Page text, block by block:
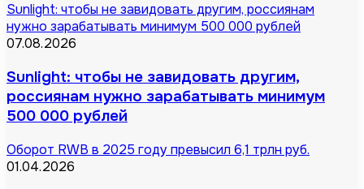
Sunlight: чтобы не завидовать другим, россиянам
нужно зарабатывать минимум 500 000 рублей
07.08.2026
Sunlight: чтобы не завидовать другим,
россиянам нужно зарабатывать минимум
500 000 рублей
Оборот RWB в 2025 году превысил 6,1 трлн руб.
01.04.2026